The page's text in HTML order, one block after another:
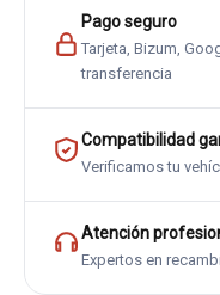
Pago seguro
Tarjeta, Bizum,
transferencia
Compatibilidad
Verificamos tu
Atención
Expertos en